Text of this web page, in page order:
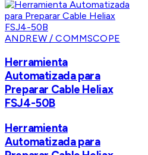
ANDREW / COMMSCOPE
Herramienta
Automatizada para
Preparar Cable Heliax
FSJ4-50B
Herramienta
Automatizada para